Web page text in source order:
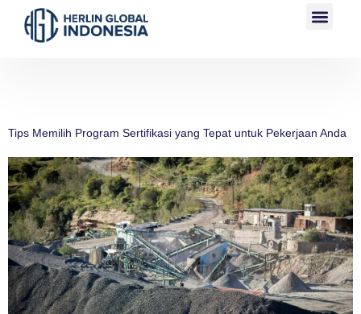
Tips Memilih Program Sertifikasi yang Tepat untuk Pekerjaan Anda